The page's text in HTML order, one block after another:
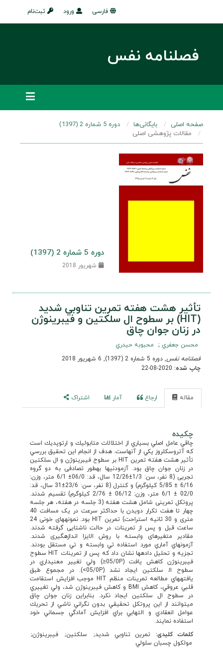
ثبت‌نام ورود فارسی
فصلنامه نفس
صفحه اصلی بایگانی‌ها
دوره 5 شماره 2 (1397)
مقالات پژوهشی اصلی
دوره 5 شماره 2 (1397)
شهریور 2018
تأثير هشت هفته تمرين تناوبي شديد
(HIT) بر سطوح ال سلكتين و فيبرينوژن
در زنان جوان چاق
محسن جعفري
محبوبه حيدري
فصلنامه نفس, دوره 5 شماره 2 (1397), 6 شهریور 2018
چاپ شده:
مقاله ارجاع آمار اشتراک
چکیده
چاقي عامل اصلي بسياري از اختلالات متابوليك و ارتوپديك است
كه آتروسكلروز يكي از آنهاست. هدف از انجام اين تحقيق بررسي
تأثير هشت هفته تمرين HIT بر سطوح فيبرينوژن و ال ‍سلكتين
در زنان جوان چاق بود. آزمودنی‍ها به‍طور تصادفی به دو گروه
تجربی (8 نفر، سن: 1/3±12/26 سال، قد: 06/0± 6/1 متر، وزن:
6/16 ± 5/85 کیلوگرم) و کنترل (8 نفر، سن: 23/6±31 سال، قد:
02/0 ± 6/1 متر، وزن: 06/12 ± 2/76 کیلوگرم) تقسیم شدند.
پروتکل تمرینی شامل هشت هفته (3 جلسه در هفته، هر جلسه
چهار تا هفت تکرار دویدن با حداکثر سرعت در یک مسافت 40
متری و 30 ثانیه استراحت) تمرین HIT بود. نمونه‍های خونی 24
ساعت قبل و پس از تمرینات در حالت ناشتایی گرفته شدند.
مقادیر متغیرهای وابسته با روش الایزا اندازه‍گیری شدند.
آزمون‍هاي آماري مورد استفاده تي وابسته و تي مستقل بودند.
تجزیه و تحلیل داده‍ها نشان داد كه پس از تمرينات HIT سطوح
فيبرينوژن كاهش يافت (05/0P≤) ولي تغيير معني­داري در
سطوح ال‍ سلكتين ايجاد نشد (05/0P>). در مجموع طبق
يافته‍هاي مطالعه تمرينات منظم HIT موجب افزايش استقامت
قلبي عروقي، كاهش BMI و كاهش فيبرينوژن شد، ولي تغييري
در سطوح ال سلكتين ايجاد نكرد. بنابراين زنان جوان چاق
مي‍توانند از اين پروتكل تحقيقي بدون نگراني ناشي از تحريك
عوامل انعقادي و التهابي براي افزايش آمادگي جسماني خود
استفاده نمايند.
کلمات کلیدی:
تمرين تناوبي شدید سلكتين
فيبرينوژن
مولكول چسبان سلولي